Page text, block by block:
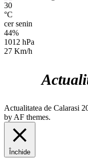
30
°C
cer senin
44%
1012 hPa
27 Km/h
Actualitatea de Calarasi
by AF themes.
Închide